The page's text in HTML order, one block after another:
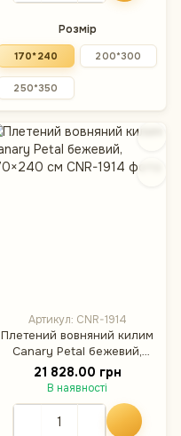
Розмір
170*240 200*300
250*350
Артикул: CNR-1914
Плетений вовняний килим
Canary Petal бежевий,
170×240 см
21 828.00 грн
В наявності